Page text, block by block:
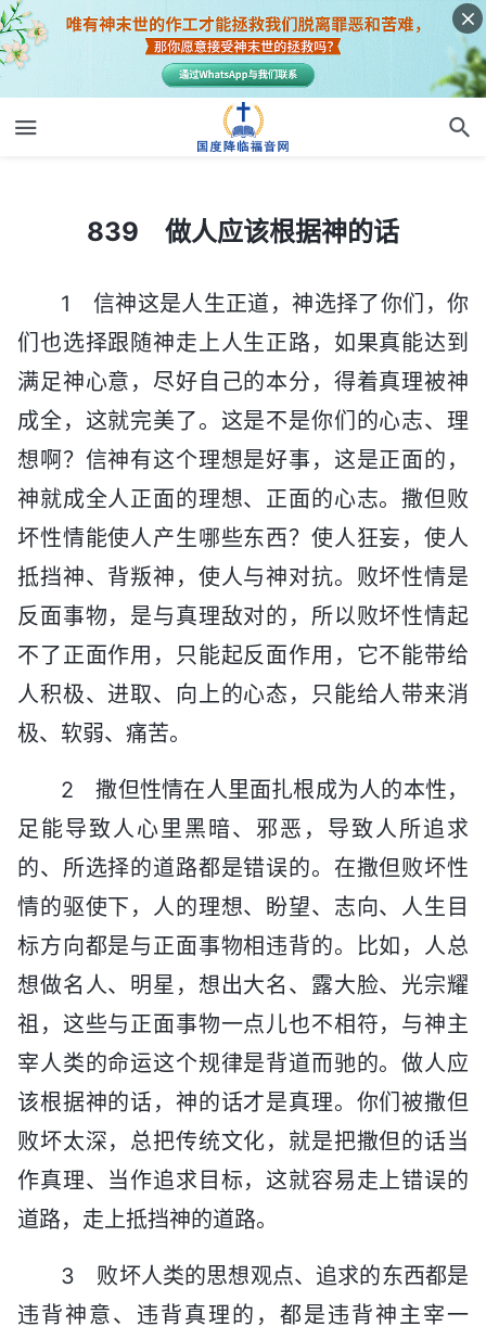
839 做人应该根据神的话
1 信神这是人生正道，神选择了你们，你
们也选择跟随神走上人生正路，如果真能达到
满足神心意，尽好自己的本分，得着真理被神
成全，这就完美了。这是不是你们的心志、理
想啊？信神有这个理想是好事，这是正面的，
神就成全人正面的理想、正面的心志。撒但败
坏性情能使人产生哪些东西？使人狂妄，使人
抵挡神、背叛神，使人与神对抗。败坏性情是
反面事物，是与真理敌对的，所以败坏性情起
不了正面作用，只能起反面作用，它不能带给
人积极、进取、向上的心态，只能给人带来消
极、软弱、痛苦。
2 撒但性情在人里面扎根成为人的本性，
足能导致人心里黑暗、邪恶，导致人所追求
的、所选择的道路都是错误的。在撒但败坏性
情的驱使下，人的理想、盼望、志向、人生目
标方向都是与正面事物相违背的。比如，人总
想做名人、明星，想出大名、露大脸、光宗耀
祖，这些与正面事物一点儿也不相符，与神主
宰人类的命运这个规律是背道而驰的。做人应
该根据神的话，神的话才是真理。你们被撒但
败坏太深，总把传统文化，就是把撒但的话当
作真理、当作追求目标，这就容易走上错误的
道路，走上抵挡神的道路。
3 败坏人类的思想观点、追求的东西都是
违背神意、违背真理的，都是违背神主宰一